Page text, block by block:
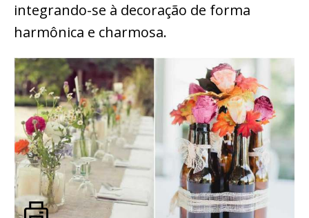
integrando-se à decoração de forma
harmônica e charmosa.